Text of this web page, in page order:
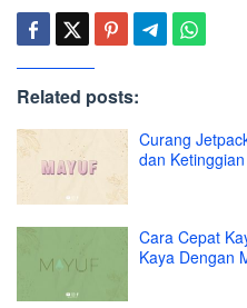
Related posts:
Curang
dan Ketinggian
Cara Cepat
Kaya Dengan